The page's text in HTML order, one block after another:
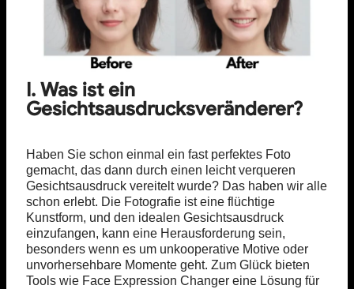
I. Was ist ein
Gesichtsausdrucksveränderer?
Haben Sie schon einmal ein fast perfektes Foto
gemacht, das dann durch einen leicht verqueren
Gesichtsausdruck vereitelt wurde? Das haben wir alle
schon erlebt. Die Fotografie ist eine flüchtige
Kunstform, und den idealen Gesichtsausdruck
einzufangen, kann eine Herausforderung sein,
besonders wenn es um unkooperative Motive oder
unvorhersehbare Momente geht. Zum Glück bieten
Tools wie Face Expression Changer eine Lösung für